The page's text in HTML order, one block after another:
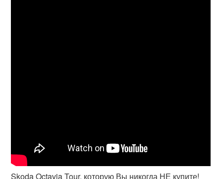
Skoda Octavia Tour, которую Вы никогда НЕ купите!